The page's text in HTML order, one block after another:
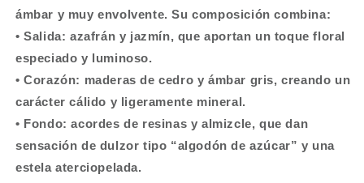
ámbar y muy envolvente. Su composición combina:
• Salida: azafrán y jazmín, que aportan un toque floral
especiado y luminoso.
• Corazón: maderas de cedro y ámbar gris, creando un
carácter cálido y ligeramente mineral.
• Fondo: acordes de resinas y almizcle, que dan
sensación de dulzor tipo “algodón de azúcar” y una
estela aterciopelada.